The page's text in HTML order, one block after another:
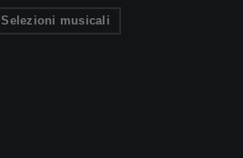
Selezioni musicali